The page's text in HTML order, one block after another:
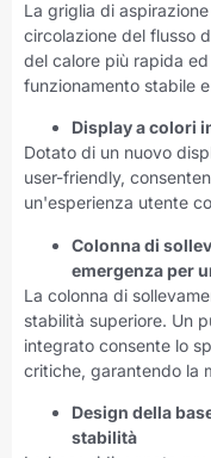
La griglia di
circolazione del flusso
del calore più rapida
funzionamento stabile
Display a colori
Dotato di un nuovo
user-friendly,
un'esperienza utente
Colonna di
emergenza per
La colonna di
stabilità superiore. Un
integrato consente lo
critiche, garantendo la
Design della
stabilità